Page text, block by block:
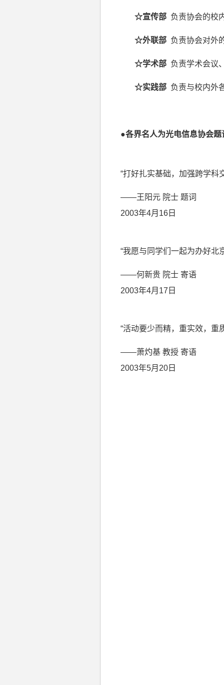
☆宣传部 负责协会的校
☆外联部 负责协会对外
☆学术部 负责学术会议
☆实践部 负责与校内外
●各界名人为光电信息协会题
“打好扎实基础，加强跨学科
——王阳元 院士 题词
2003年4月 16 日
“我愿与同学们一起为办好北
——何新贵 院士 寄语
2003年4月 17 日
“活动要少而精，重实效，重
——萧灼基 教授 寄语
2003年5月 20 日